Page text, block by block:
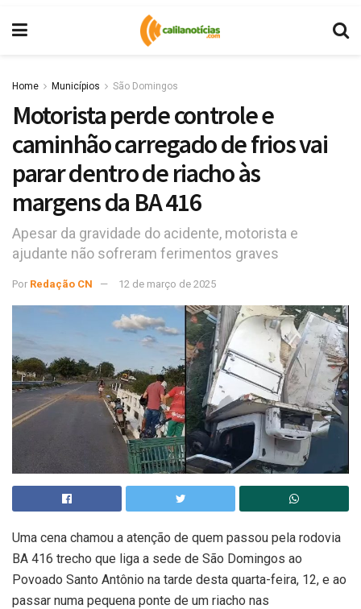
Home Municípios São Domingos
Motorista perde controle e
caminhão carregado de frios vai
parar dentro de riacho às
margens da BA 416
Apesar da gravidade do acidente, motorista e
ajudante não sofreram ferimentos graves
Por Redação CN 12 de março de 2025
Uma cena chamou a atenção de quem passou pela rodovia
BA 416 trecho que liga a sede de São Domingos ao
Povoado Santo Antônio na tarde desta quarta-feira, 12, e ao
passar numa pequena ponte de um riacho nas